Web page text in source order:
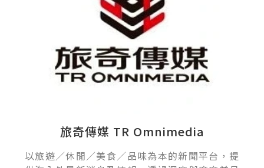
旅奇傳媒 TR Omnimedia
以旅遊／休閒／美食／品味為本的新聞平台，提